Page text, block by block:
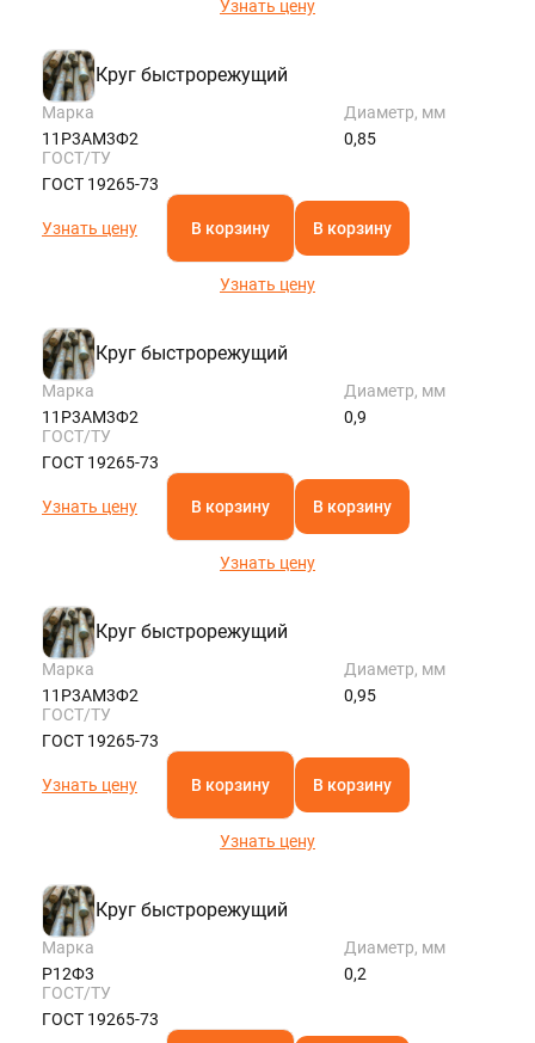
Узнать цену
Круг быстрорежущий
Марка
11Р3АМ3Ф2
Диаметр, мм
0,85
ГОСТ/ТУ
ГОСТ 19265-73
Узнать цену В корзину В корзину
Узнать цену
Круг быстрорежущий
Марка
11Р3АМ3Ф2
Диаметр, мм
0,9
ГОСТ/ТУ
ГОСТ 19265-73
Узнать цену В корзину В корзину
Узнать цену
Круг быстрорежущий
Марка
11Р3АМ3Ф2
Диаметр, мм
0,95
ГОСТ/ТУ
ГОСТ 19265-73
Узнать цену В корзину В корзину
Узнать цену
Круг быстрорежущий
Марка
Р12Ф3
Диаметр, мм
0,2
ГОСТ/ТУ
ГОСТ 19265-73